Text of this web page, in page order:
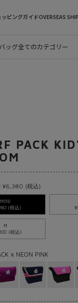
ッピングガイドOVERSEAS
ッグ全てのカテゴリー
PACK
¥6,380 (税込)
MINI
(税込)
M
(税込)
x NEON PINK